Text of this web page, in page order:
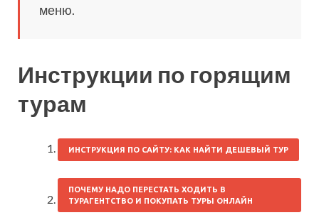
меню.
Инструкции по горящим
турам
ИНСТРУКЦИЯ ПО САЙТУ: КАК НАЙТИ ДЕШЕВЫЙ ТУР
ПОЧЕМУ НАДО ПЕРЕСТАТЬ ХОДИТЬ В
ТУРАГЕНТСТВО И ПОКУПАТЬ ТУРЫ ОНЛАЙН